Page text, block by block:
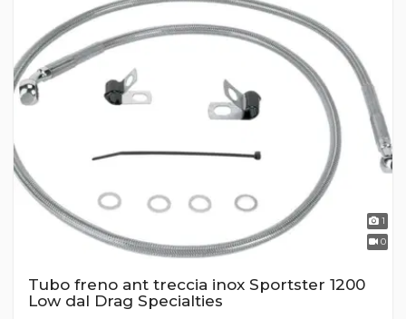
1
0
Tubo freno ant treccia inox Sportster 1200
Low dal Drag Specialties